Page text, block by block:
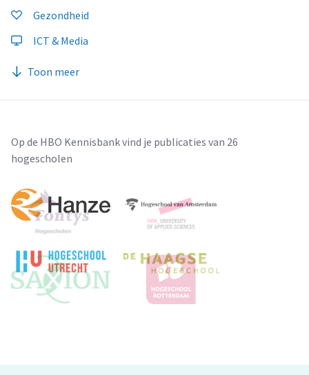
Gezondheid
ICT & Media
Toon meer
Op de HBO Kennisbank vind je publicaties van 26
hogescholen